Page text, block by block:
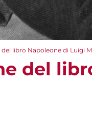
del libro Napoleone di Luigi
del